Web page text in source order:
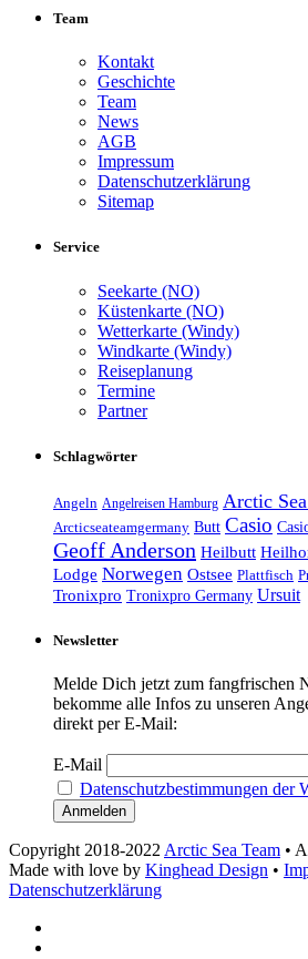
Team
Kontakt
Geschichte
Team
News
AGB
Impressum
Datenschutzerklärung
Sitemap
Service
Seekarte (NO)
Küstenkarte (NO)
Wetterkarte (Windy)
Windkarte (Windy)
Reiseplanung
Termine
Partner
Schlagwörter
Angeln Angelreisen Hamburg Arctic
Arcticseateamgermany Butt Casio
Geoff Anderson Heilbutt
Lodge Norwegen Ostsee Plattfisch
Tronixpro Tronixpro Germany Ursuit
Newsletter
Melde Dich jetzt zum fangfrischen
bekomme alle Infos zu unseren
direkt per E-Mail:
E-Mail
Datenschutzbestimmungen der
Copyright 2018-2022 Arctic Sea Team •
Made with love by Kinghead Design •
Datenschutzerklärung